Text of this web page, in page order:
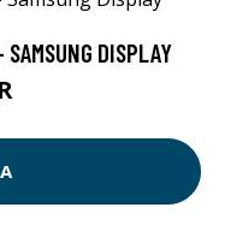
DISPLAY